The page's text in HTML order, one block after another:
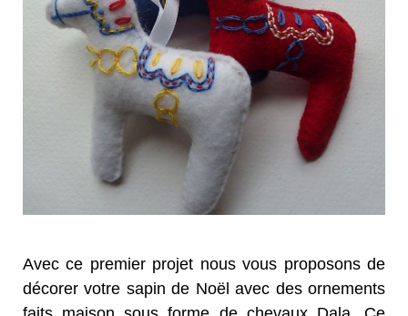
Avec ce premier projet nous vous proposons de
décorer votre sapin de Noël avec des ornements